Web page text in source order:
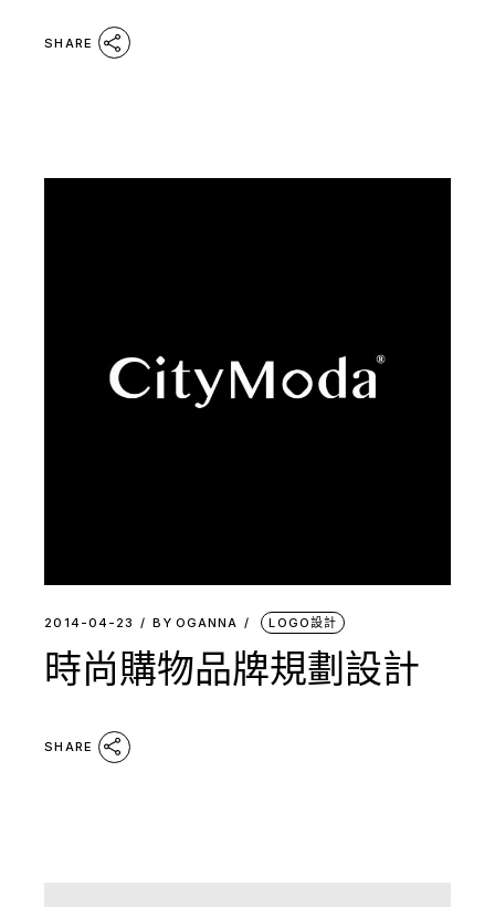
SHARE
2014-04-23 BY OGANNA LOGO設計
時尚購物品牌規劃設計
SHARE